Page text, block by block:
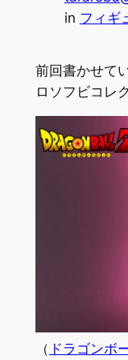
in フィギ
前回書かせて
ロソフビコレ
（ ドラゴンボ